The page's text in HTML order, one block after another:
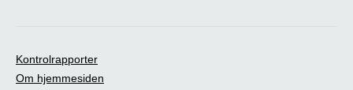
Kontrolrapporter
Om hjemmesiden